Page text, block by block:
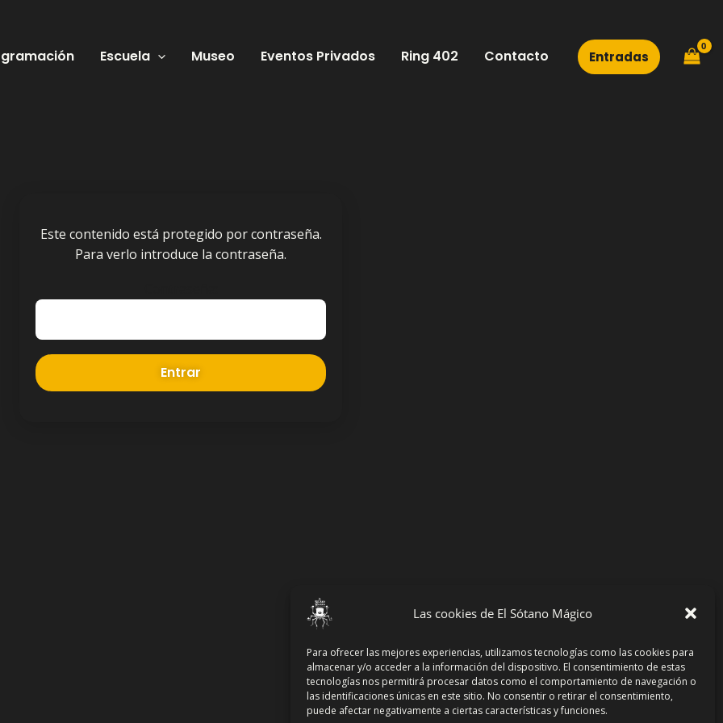
Las cookies de El Sótano Mágico
Para ofrecer las mejores experiencias, utilizamos tecnologías como las cookies para
almacenar y/o acceder a la información del dispositivo. El consentimiento de estas
tecnologías nos permitirá procesar datos como el comportamiento de navegación o
las identificaciones únicas en este sitio. No consentir o retirar el consentimiento,
puede afectar negativamente a ciertas características y funciones.
Escuela Museo Eventos Privados Ring 402 Contacto Entradas
Este contenido está protegido por contraseña.
Para verlo introduce la contraseña.